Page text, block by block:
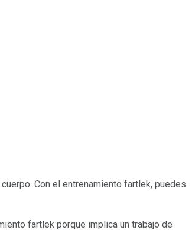
Con el entrenamiento fartlek, puedes
fartlek porque implica un trabajo de